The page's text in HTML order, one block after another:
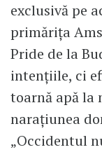
exclusivă pe
primărița
Pride de la
intențiile, ci
toarnă apă la
narațiunea
„Occidentul